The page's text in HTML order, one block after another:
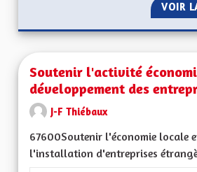
VOIR
Soutenir l'activité
développement des
J-F Thiébaux
67600Soutenir l'économie locale
l'installation d'entreprises